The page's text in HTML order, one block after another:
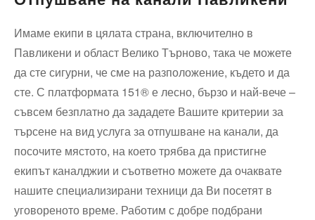
Имаме екипи в цялата страна, включително в
Павликени и област Велико Търново, така че можете
да сте сигурни, че сме на разположение, където и да
сте. С платформата 151® е лесно, бързо и най-вече –
съвсем безплатно да зададете Вашите критерии за
търсене на вид услуга за отпушване на канали, да
посочите мястото, на което трябва да пристигне
екипът каналджии и съответно можете да очаквате
нашите специализирани техници да Ви посетят в
уговореното време. Работим с добре подбрани